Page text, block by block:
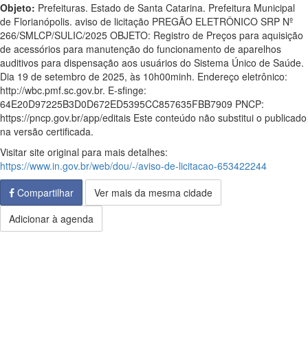
Objeto: Prefeituras. Estado de Santa Catarina. Prefeitura Municipal
de Florianópolis. aviso de licitação PREGÃO ELETRÔNICO SRP Nº
266/SMLCP/SULIC/2025 OBJETO: Registro de Preços para aquisição
de acessórios para manutenção do funcionamento de aparelhos
auditivos para dispensação aos usuários do Sistema Único de Saúde.
Dia 19 de setembro de 2025, às 10h00minh. Endereço eletrônico:
http://wbc.pmf.sc.gov.br. E-sfinge:
64E20D97225B3D0D672ED5395CC857635FBB7909 PNCP:
https://pncp.gov.br/app/editais Este conteúdo não substitui o publicado
na versão certificada.
Visitar site original para mais detalhes:
https://www.in.gov.br/web/dou/-/aviso-de-licitacao-653422244
Compartilhar
Ver mais da mesma cidade
Adicionar à agenda